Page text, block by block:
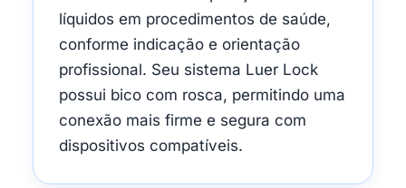
líquidos em procedimentos de saúde,
conforme indicação e orientação
profissional. Seu sistema Luer Lock
possui bico com rosca, permitindo uma
conexão mais firme e segura com
dispositivos compatíveis.